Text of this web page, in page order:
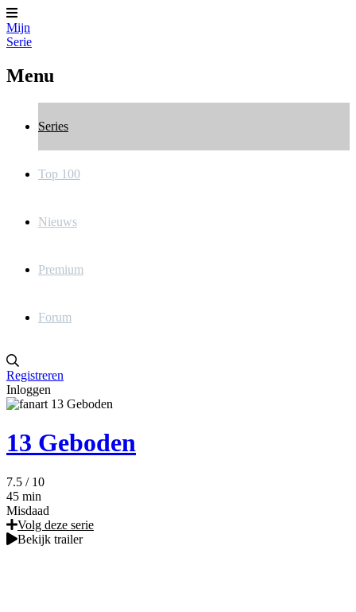
Mijn
Serie
Menu
Series
Top 100
Nieuws
Premium
Forum
Registreren
Inloggen
13 Geboden
7.5 / 10
45 min
Misdaad
Volg deze serie
Bekijk trailer